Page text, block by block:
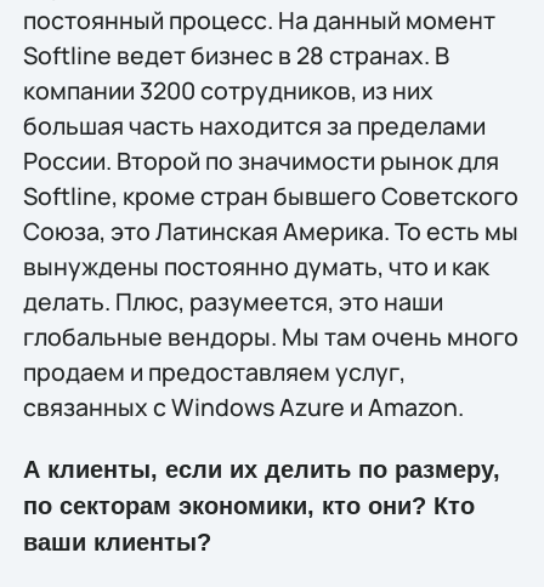
постоянный процесс. На данный момент
Softline ведет бизнес в 28 странах. В
компании 3200 сотрудников, из них
большая часть находится за пределами
России. Второй по значимости рынок для
Softline, кроме стран бывшего Советского
Союза, это Латинская Америка. То есть мы
вынуждены постоянно думать, что и как
делать. Плюс, разумеется, это наши
глобальные вендоры. Мы там очень много
продаем и предоставляем услуг,
связанных c Windows Azure и Amazon.
А клиенты, если их делить по размеру,
по секторам экономики, кто они? Кто
ваши клиенты?